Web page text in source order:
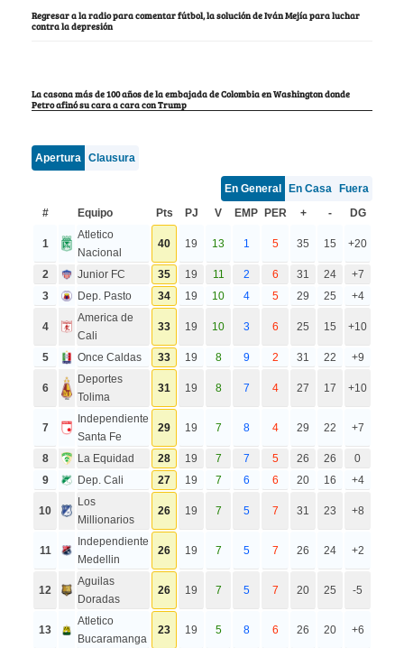
Regresar a la radio para comentar fútbol, la solución de Iván Mejía para luchar
contra la depresión
La casona más de 100 años de la embajada de Colombia en Washington donde
Petro afinó su cara a cara con Trump
Apertura Clausura
En General En Casa
Fuera
#
Equipo Pts PJ V EMP PER + - DG
1
Atletico
Nacional
40 19 13 1 5 35 15 +20
2 Junior FC 35 19 11 2 6 31 24
+7
3
Dep. Pasto 34 19 10 4 5 29 25 +4
4
America de
Cali
33 19 10 3 6 25 15 +10
5 Once Caldas 33 19 8 9 2 31 22 +9
6
Deportes
Tolima
31 19 8 7 4 27 17 +10
7
Independiente
Santa Fe
29 19 7 8 4 29 22 +7
8 La Equidad 28 19 7 7 5 26 26
0
9
Dep. Cali 27 19 7 6 6 20 16 +4
10
Los
Millionarios
26 19 7 5 7 31 23 +8
11
Independiente
Medellin
26 19 7 5 7 26 24 +2
12
Aguilas
Doradas
26 19 7 5 7 20 25 -5
13
Atletico
Bucaramanga
23 19 5 8 6 26 20 +6